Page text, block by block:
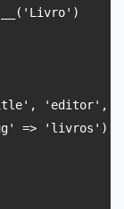
'editor',
=> 'livros'),